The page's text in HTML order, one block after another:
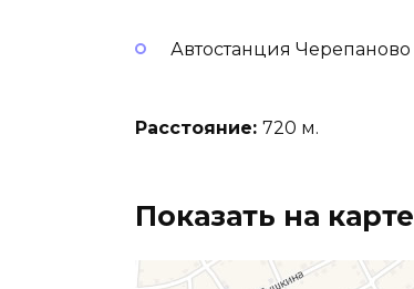
Автостанция Черепаново
Расстояние: 720 м.
Показать на карте